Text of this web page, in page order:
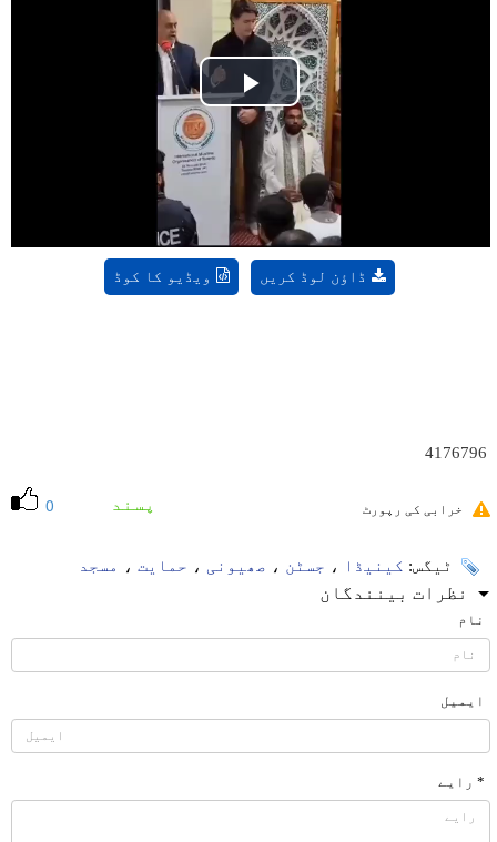
Play
Video
ویڈیو کا کوڈ ڈاؤن لوڈ کریں
4176796
0 پسند خرابی کی رپورٹ
ٹیگس: کینیڈا ، جسٹن ، صھیونی ، حمایت ، مسجد
نظرات بینندگان
نام
ایمیل
* رایے